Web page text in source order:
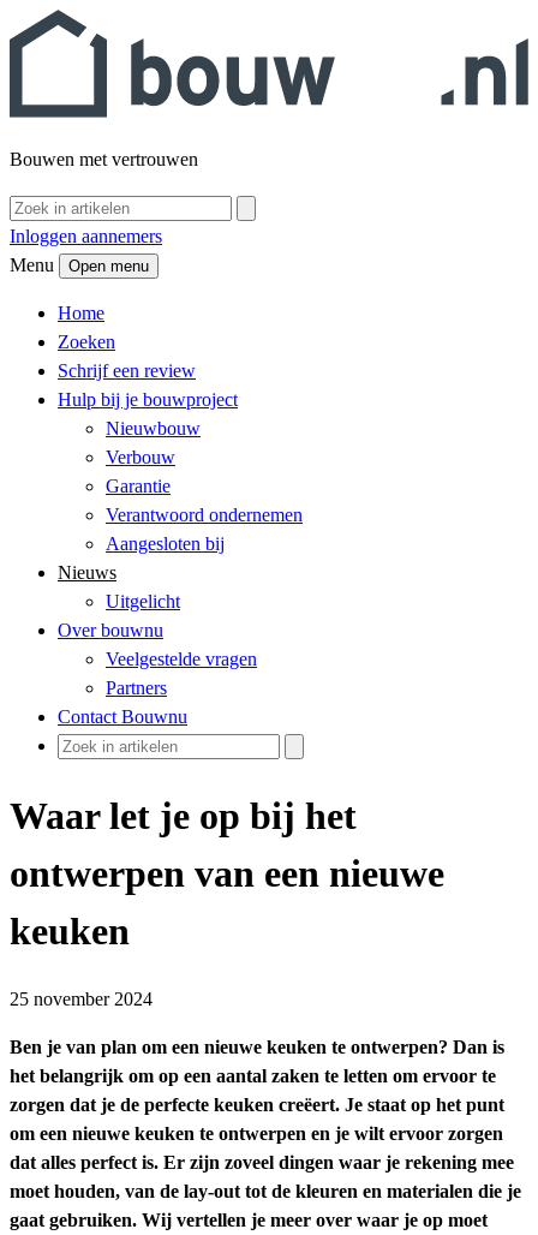
Bouwen met vertrouwen
Inloggen aannemers
Menu
Open menu
Home
Zoeken
Schrijf een review
Hulp bij je bouwproject
Nieuwbouw
Verbouw
Garantie
Verantwoord ondernemen
Aangesloten bij
Nieuws
Uitgelicht
Over bouwnu
Veelgestelde vragen
Partners
Contact Bouwnu
Waar let je op bij het
ontwerpen van een nieuwe
keuken
25 november 2024
Ben je van plan om een nieuwe keuken te ontwerpen? Dan is
het belangrijk om op een aantal zaken te letten om ervoor te
zorgen dat je de perfecte keuken creëert. Je staat op het punt
om een nieuwe keuken te ontwerpen en je wilt ervoor zorgen
dat alles perfect is. Er zijn zoveel dingen waar je rekening mee
moet houden, van de lay-out tot de kleuren en materialen die je
gaat gebruiken. Wij vertellen je meer over waar je op moet